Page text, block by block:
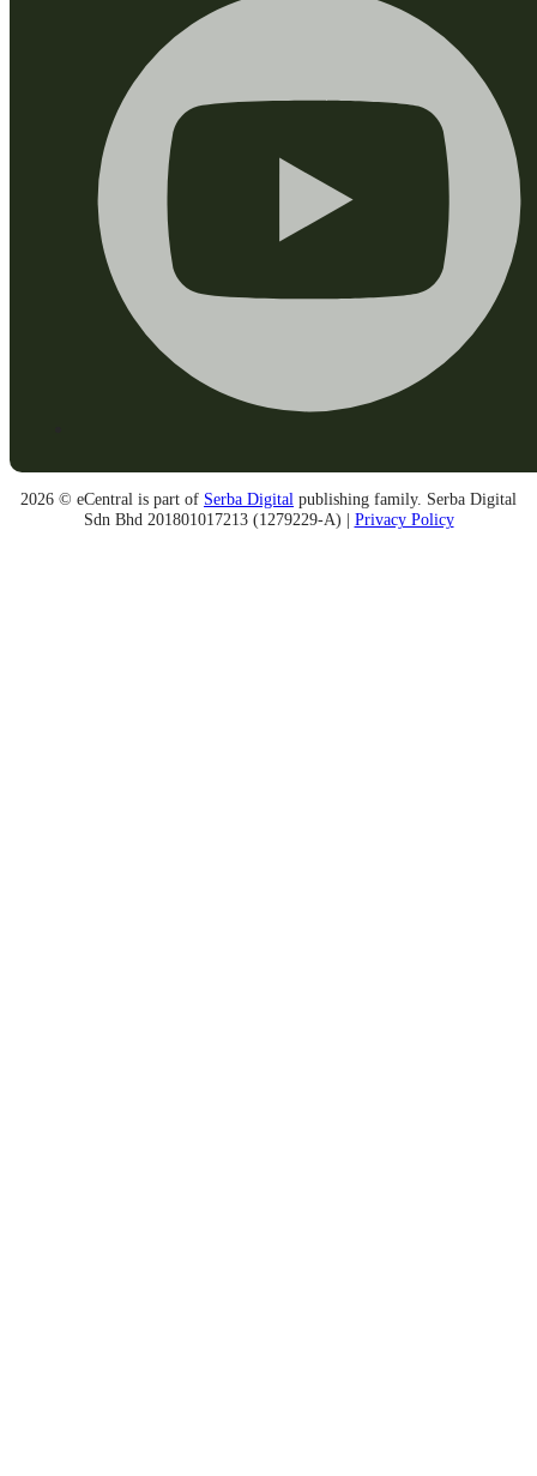
2026 © eCentral is part of Serba Digital publishing family. Serba Digital
Sdn Bhd 201801017213 (1279229-A) | Privacy Policy